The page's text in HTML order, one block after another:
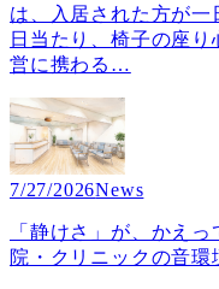
は、入居された方が一
日当たり、椅子の座
営に携わる …
7/27/2026News
「静けさ」が、かえ
院・クリニックの音環